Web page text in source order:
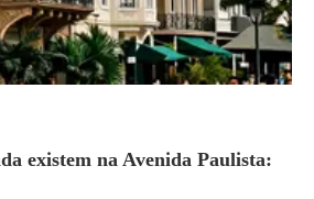
existem na Avenida Paulista: